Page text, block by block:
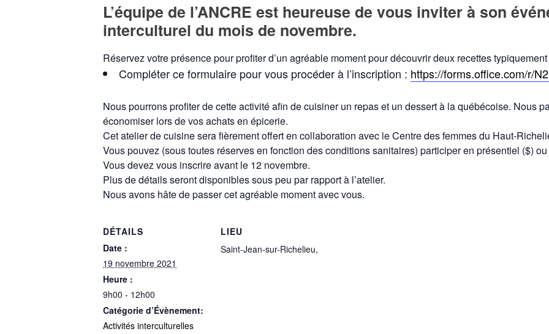
L’équipe de l’ANCRE est heureuse de vous inviter à son
interculturel du mois de novembre.
Réservez votre présence pour profiter d’un agréable moment pour découvrir deux recettes
Compléter ce formulaire pour vous procéder à l’inscription : https://forms.office.com/r/
Nous pourrons profiter de cette activité afin de cuisiner un repas et un dessert à la québécoise. Nous
économiser lors de vos achats en épicerie.
Cet atelier de cuisine sera fièrement offert en collaboration avec le Centre des femmes du Haut-
Vous pouvez (sous toutes réserves en fonction des conditions sanitaires) participer en présentiel ($)
Vous devez vous inscrire avant le 12 novembre.
Plus de détails seront disponibles sous peu par rapport à l’atelier.
Nous avons hâte de passer cet agréable moment avec vous.
DÉTAILS
Date :
19 novembre 2021
Heure :
9h00 - 12h00
Catégorie d’Évènement:
Activités interculturelles
LIEU
Saint-Jean-sur-Richelieu,